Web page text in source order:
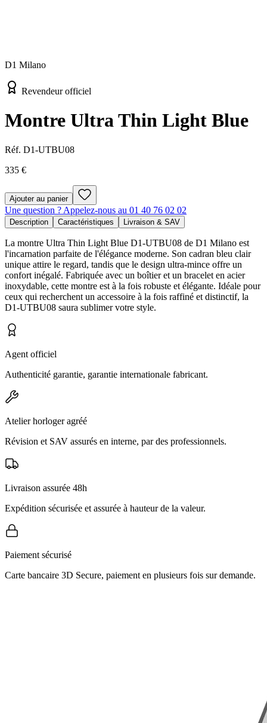
D1 Milano
Revendeur officiel
Montre Ultra Thin Light Blue
Réf. D1-UTBU08
335 €
Ajouter au panier
Une question ? Appelez-nous au 01 40 76 02 02
Description Caractéristiques Livraison & SAV
La montre Ultra Thin Light Blue D1-UTBU08 de D1 Milano est
l'incarnation parfaite de l'élégance moderne. Son cadran bleu clair
unique attire le regard, tandis que le design ultra-mince offre un
confort inégalé. Fabriquée avec un boîtier et un bracelet en acier
inoxydable, cette montre est à la fois robuste et élégante. Idéale pour
ceux qui recherchent un accessoire à la fois raffiné et distinctif, la
D1-UTBU08 saura sublimer votre style.
Agent officiel
Authenticité garantie, garantie internationale fabricant.
Atelier horloger agréé
Révision et SAV assurés en interne, par des professionnels.
Livraison assurée 48h
Expédition sécurisée et assurée à hauteur de la valeur.
Paiement sécurisé
Carte bancaire 3D Secure, paiement en plusieurs fois sur demande.